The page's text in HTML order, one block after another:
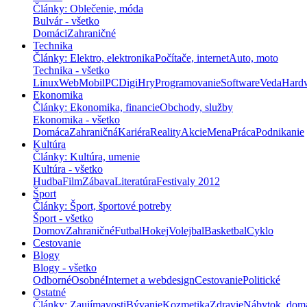
Články: Oblečenie, móda
Bulvár - všetko
DomáciZahraničné
Technika
Články: Elektro, elektronikaPočítače, internetAuto, moto
Technika - všetko
LinuxWebMobilPCDigiHryProgramovanieSoftwareVeda
Ekonomika
Články: Ekonomika, financieObchody, služby
Ekonomika - všetko
DomácaZahraničnáKariéraRealityAkcieMenaPrácaPodnikanie
Kultúra
Články: Kultúra, umenie
Kultúra - všetko
HudbaFilmZábavaLiteratúraFestivaly 2012
Šport
Články: Šport, športové potreby
Šport - všetko
DomovZahraničnéFutbalHokejVolejbalBasketbalCyklo
Cestovanie
Blogy
Blogy - všetko
OdbornéOsobnéInternet a webdesignCestovaniePolitické
Ostatné
Články: ZaujímavostiBývanieKozmetikaZdravieNábytok,